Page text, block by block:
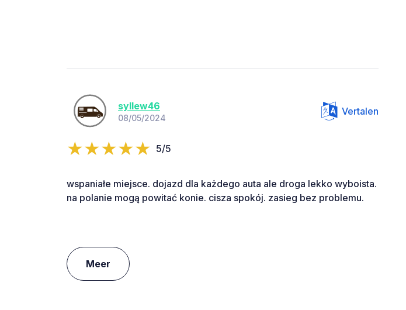
syllew46
08/05/2024
Vertalen
5/5
wspaniałe miejsce. dojazd dla każdego auta ale droga lekko wyboista.
na polanie mogą powitać konie. cisza spokój. zasieg bez problemu.
Meer